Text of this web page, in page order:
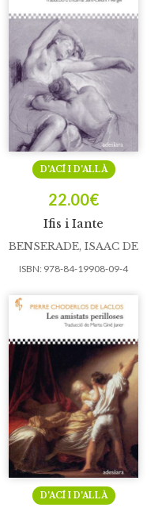
Ifis i Iante
D’ACÍ I D’ALLÀ
22.00€
BENSERADE, ISAAC DE
ISBN: 978-84-19908-09-4
D’ACÍ I D’ALLÀ